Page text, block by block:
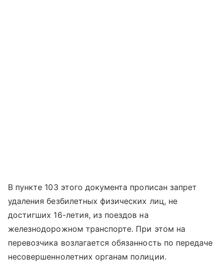
В пункте 103 этого документа прописан запрет
удаления безбилетных физических лиц, не
достигших 16-летия, из поездов на
железнодорожном транспорте. При этом на
перевозчика возлагается обязанность по передаче
несовершеннолетних органам полиции.